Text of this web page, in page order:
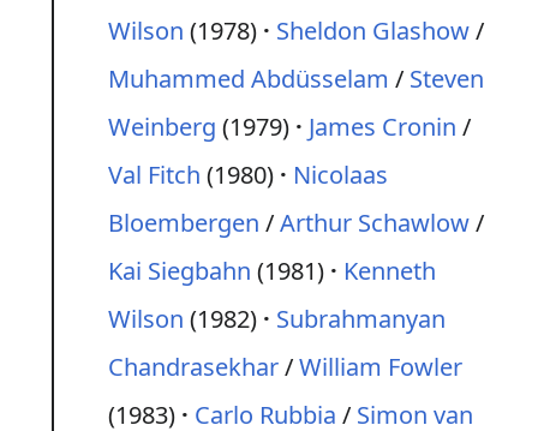
Wilson (1978) Sheldon Glashow/
Muhammed Abdüsselam / Steven
Weinberg (1979) James Cronin /
Val Fitch (1980)
Nicolaas
Bloembergen /Arthur Schawlow/
Kai Siegbahn (1981)
Kenneth
Wilson (1982)
Subrahmanyan
Chandrasekhar/William Fowler
(1983)
Carlo Rubbia / Simon van